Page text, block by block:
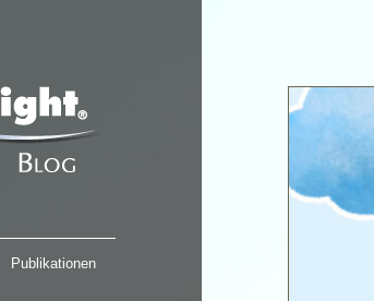
Publikationen